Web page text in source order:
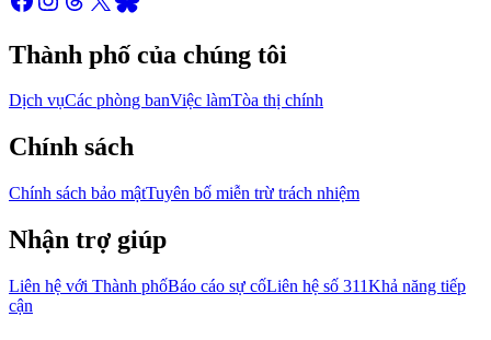
Thành phố của chúng tôi
Dịch vụCác phòng banViệc làmTòa thị chính
Chính sách
Chính sách bảo mậtTuyên bố miễn trừ trách nhiệm
Nhận trợ giúp
Liên hệ với Thành phốBáo cáo sự cốLiên hệ số 311Khả năng tiếp
cận